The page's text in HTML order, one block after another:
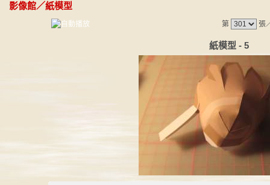
影像館／紙模型
第 張
紙模型 - 5